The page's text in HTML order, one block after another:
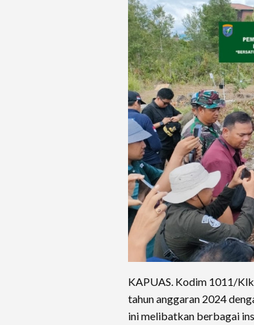
KAPUAS. Kodim 1011/
tahun anggaran 2024
ini melibatkan berbagai